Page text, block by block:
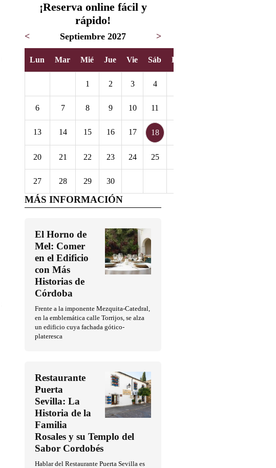
¡Reserva online fácil y
rápido!
< Septiembre 2027 >
Lun Mar Mié Jue Vie Sáb Dom
1 2 3 4
6 7 8 9 10 11
13 14 15 16 17 18
20 21 22 23 24 25
27 28 29 30
MÁS INFORMACIÓN
El Horno de
Mel: Comer
en el Edificio
con Más
Historias de
Córdoba
Frente a la imponente Mezquita-Catedral,
en la emblemática calle Torrijos, se alza
un edificio cuya fachada gótico-
plateresca
Restaurante
Puerta
Sevilla: La
Historia de la
Familia
Rosales y su Templo del
Sabor Cordobés
Hablar del Restaurante Puerta Sevilla es